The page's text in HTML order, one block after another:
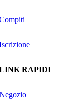
Compiti
Iscrizione
LINK RAPIDI
Negozio